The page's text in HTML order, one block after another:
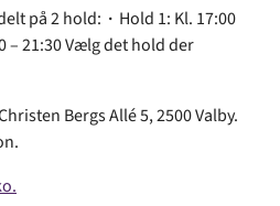
på 2 hold: · Hold 1: Kl. 17:00
– 21:30 Vælg det hold der
Bergs Allé 5, 2500 Valby.